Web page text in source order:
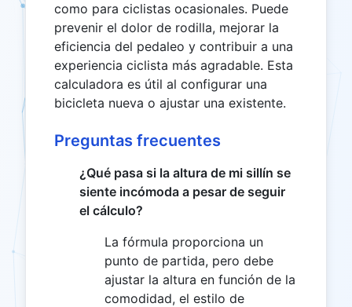
como para ciclistas ocasionales. Puede
prevenir el dolor de rodilla, mejorar la
eficiencia del pedaleo y contribuir a una
experiencia ciclista más agradable. Esta
calculadora es útil al configurar una
bicicleta nueva o ajustar una existente.
Preguntas frecuentes
¿Qué pasa si la altura de mi sillín se
siente incómoda a pesar de seguir
el cálculo?
La fórmula proporciona un
punto de partida, pero debe
ajustar la altura en función de la
comodidad, el estilo de